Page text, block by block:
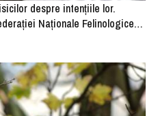
despre intențiile lor.
Naționale Felinologice